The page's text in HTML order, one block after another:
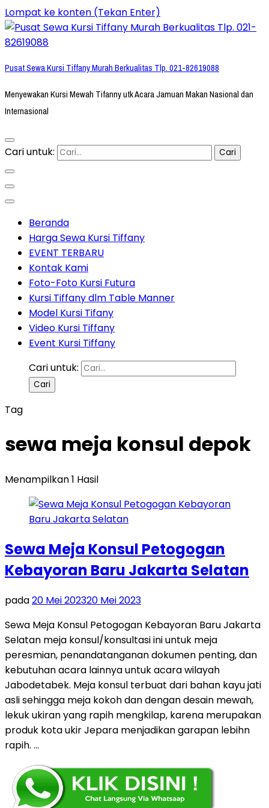
Lompat ke konten (Tekan Enter)
Pusat Sewa Kursi Tiffany Murah Berkualitas Tlp. 021-82619088
Menyewakan Kursi Mewah Tifanny utk Acara Jamuan Makan Nasional dan
Internasional
Cari untuk:
Beranda
Harga Sewa Kursi Tiffany
EVENT TERBARU
Kontak Kami
Foto-Foto Kursi Futura
Kursi Tiffany dlm Table Manner
Model Kursi Tifany
Video Kursi Tiffany
Event Kursi Tiffany
Cari untuk:
Tag
sewa meja konsul depok
Menampilkan 1 Hasil
Sewa Meja Konsul Petogogan
Kebayoran Baru Jakarta Selatan
pada20 Mei 202320 Mei 2023
Sewa Meja Konsul Petogogan Kebayoran Baru Jakarta
Selatan meja konsul/konsultasi ini untuk meja
peresmian, penandatanganan dokumen penting, dan
kebutuhan acara lainnya untuk acara wilayah
Jabodetabek. Meja konsul terbuat dari bahan kayu jati
asli sehingga meja kokoh dan dengan desain mewah,
lekuk ukiran yang rapih mengkilap, karena merupakan
produk kota ukir Jepara menjadikan garapan lebihn
rapih. …